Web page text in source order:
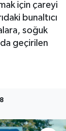
için çareyi
bunaltıcı
soğuk
geçirilen